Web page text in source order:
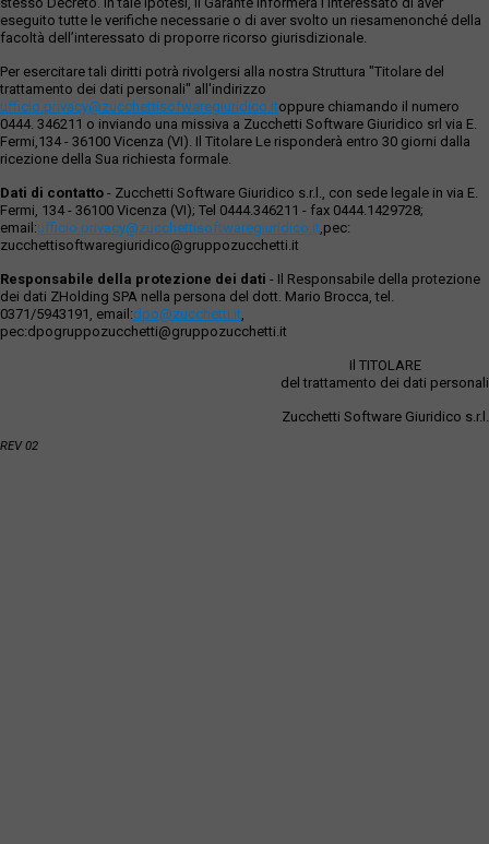
eseguito tutte le verifiche necessarie o di aver svolto un riesamenonché della
facoltà dell’interessato di proporre ricorso giurisdizionale.
Per esercitare tali diritti potrà rivolgersi alla nostra Struttura "Titolare del
trattamento dei dati personali" all'indirizzo
ufficio.privacy@zucchettisofwaregiuridico.itoppure chiamando il numero
0444. 346211 o inviando una missiva a Zucchetti Software Giuridico srl via E.
Fermi,134 - 36100 Vicenza (VI). Il Titolare Le risponderà entro 30 giorni dalla
ricezione della Sua richiesta formale.
Dati di contatto - Zucchetti Software Giuridico s.r.l., con sede legale in via E.
Fermi, 134 - 36100 Vicenza (VI); Tel 0444.346211 - fax 0444.1429728;
email:ufficio.privacy@zucchettisoftwaregiuridico.it,pec:
zucchettisoftwaregiuridico@gruppozucchetti.it
Responsabile della protezione dei dati - Il Responsabile della protezione
dei dati ZHolding SPA nella persona del dott. Mario Brocca, tel.
0371/5943191, email:dpo@zucchetti.it,
pec:dpogruppozucchetti@gruppozucchetti.it
Il TITOLARE
del trattamento dei dati personali
Zucchetti Software Giuridico s.r.l.
REV 02